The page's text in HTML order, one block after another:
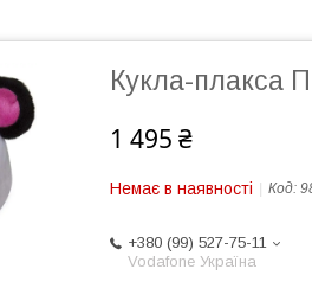
Кукла-плакса
1 495 ₴
Немає в наявності Код:
+380 (99) 527-75-11
Vodafone Україна